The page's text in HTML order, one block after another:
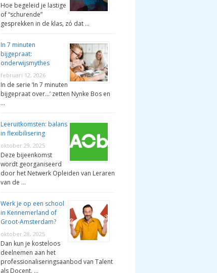
Hoe begeleid je lastige
of “schurende”
gesprekken in de klas, zó dat …
In 7 minuten
bijgepraat:
onderwijsmythes
februari 12, 2026
In de serie ‘In 7 minuten
bijgepraat over…’ zetten Nynke Bos en
…
Leeruitkomsten: balans
in flexibilisering
oktober 29, 2025
Deze bijeenkomst
wordt georganiseerd
door het Netwerk Opleiden van Leraren
van de …
Werk je op een school
in Kennemerland of
Groot-Amsterdam?
oktober 28, 2025
Dan kun je kosteloos
deelnemen aan het
professionaliseringsaanbod van Talent
als Docent. …